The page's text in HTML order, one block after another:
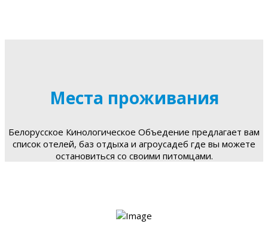
Места проживания
Белорусское Кинологическое Объедение предлагает вам
список отелей, баз отдыха и агроусадеб где вы можете
остановиться со своими питомцами.